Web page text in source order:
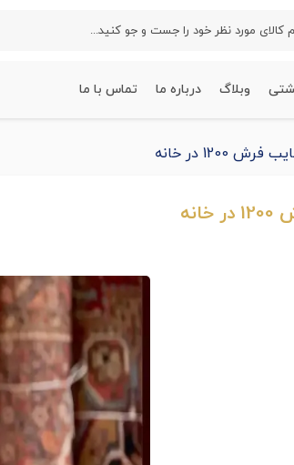
وبلاگ درباره ما تماس با ما